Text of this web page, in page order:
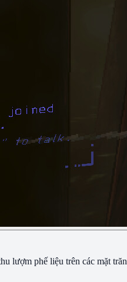
lượm phế liệu trên các mặt